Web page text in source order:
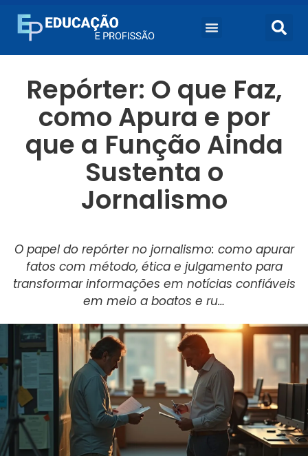
Repórter: O que Faz,
como Apura e por
que a Função Ainda
Sustenta o
Jornalismo
O papel do repórter no jornalismo: como apurar
fatos com método, ética e julgamento para
transformar informações em notícias confiáveis
em meio a boatos e ru…